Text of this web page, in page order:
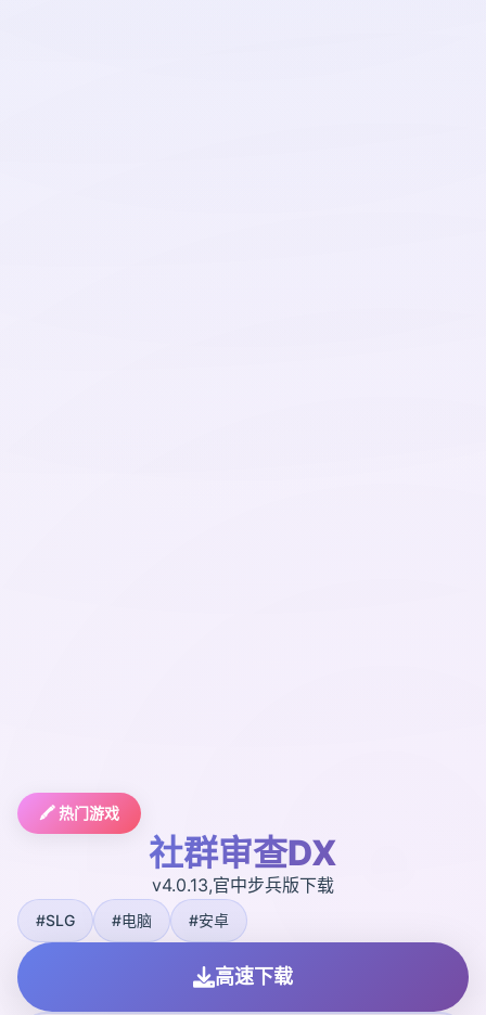
🖍️ 热门游戏
社群审查DX
v4.0.13,官中步兵版下载
#SLG #电脑 #安卓
高速下载